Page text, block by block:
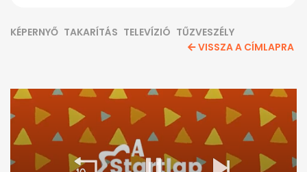
KÉPERNYŐ TAKARÍTÁS TELEVÍZIÓ TŰZVESZÉLY
VISSZA A CÍMLAPRA